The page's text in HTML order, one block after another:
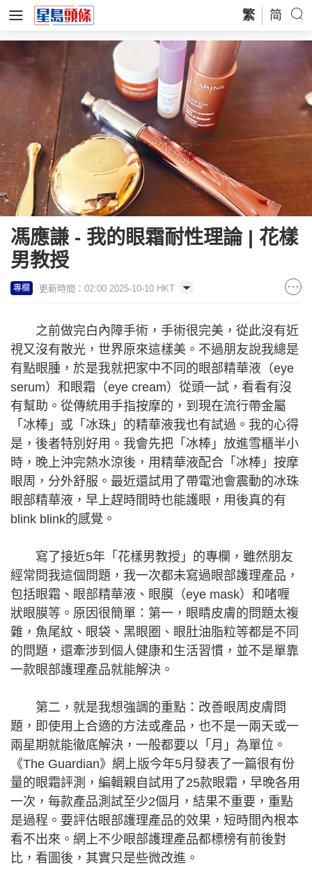
繁 简
馮應謙 - 我的眼霜耐性理論 | 花樣
男教授
專欄 更新時間：02:00 2025-10-10 HKT
之前做完白內障手術，手術很完美，從此沒有近
視又沒有散光，世界原來這樣美。不過朋友說我總是
有點眼腫，於是我就把家中不同的眼部精華液（eye
serum）和眼霜（eye cream）從頭一試，看看有沒
有幫助。從傳統用手指按摩的，到現在流行帶金屬
「冰棒」或「冰珠」的精華液我也有試過。我的心得
是，後者特別好用。我會先把「冰棒」放進雪櫃半小
時，晚上沖完熱水涼後，用精華液配合「冰棒」按摩
眼周，分外舒服。最近還試用了帶電池會震動的冰珠
眼部精華液，早上趕時間時也能護眼，用後真的有
blink blink的感覺。
寫了接近5年「花樣男教授」的專欄，雖然朋友
經常問我這個問題，我一次都未寫過眼部護理產品，
包括眼霜、眼部精華液、眼膜（eye mask）和啫喱
狀眼膜等。原因很簡單：第一，眼睛皮膚的問題太複
雜，魚尾紋、眼袋、黑眼圈、眼肚油脂粒等都是不同
的問題，還牽涉到個人健康和生活習慣，並不是單靠
一款眼部護理產品就能解決。
第二，就是我想強調的重點：改善眼周皮膚問
題，即使用上合適的方法或產品，也不是一兩天或一
兩星期就能徹底解決，一般都要以「月」為單位。
《The Guardian》網上版今年5月發表了一篇很有份
量的眼霜評測，編輯親自試用了25款眼霜，早晚各用
一次，每款產品測試至少2個月，結果不重要，重點
是過程。要評估眼部護理產品的效果，短時間內根本
看不出來。網上不少眼部護理產品都標榜有前後對
比，看圖後，其實只是些微改進。